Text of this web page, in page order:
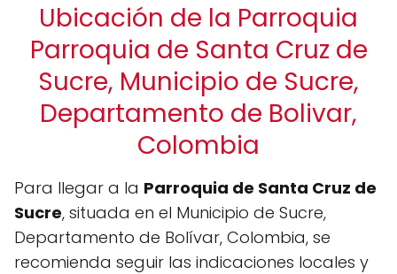
Ubicación de la Parroquia
Parroquia de Santa Cruz de
Sucre, Municipio de Sucre,
Departamento de Bolivar,
Colombia
Para llegar a la Parroquia de Santa Cruz de
Sucre, situada en el Municipio de Sucre,
Departamento de Bolívar, Colombia, se
recomienda seguir las indicaciones locales y